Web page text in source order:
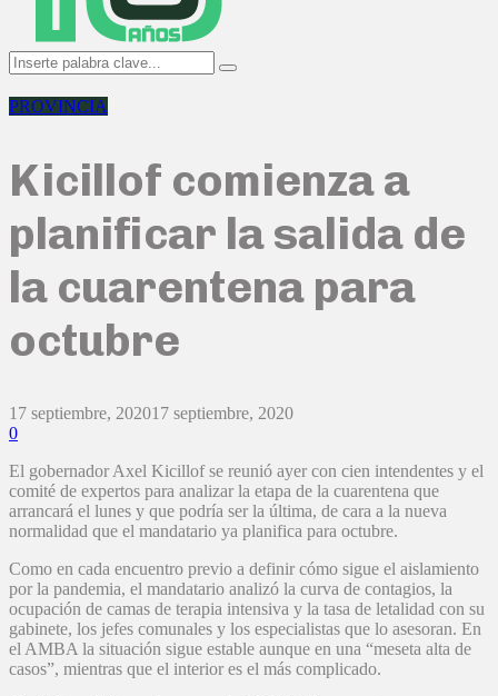
Search
for:
Search
PROVINCIA
Kicillof comienza a
planificar la salida de
la cuarentena para
octubre
17 septiembre, 202017 septiembre, 2020
0
El gobernador Axel Kicillof se reunió ayer con cien intendentes y el
comité de expertos para analizar la etapa de la cuarentena que
arrancará el lunes y que podría ser la última, de cara a la nueva
normalidad que el mandatario ya planifica para octubre.
Como en cada encuentro previo a definir cómo sigue el aislamiento
por la pandemia, el mandatario analizó la curva de contagios, la
ocupación de camas de terapia intensiva y la tasa de letalidad con su
gabinete, los jefes comunales y los especialistas que lo asesoran. En
el AMBA la situación sigue estable aunque en una “meseta alta de
casos”, mientras que el interior es el más complicado.